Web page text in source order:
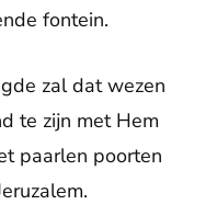
fontein.
zal dat wezen
te zijn met Hem
paarlen poorten